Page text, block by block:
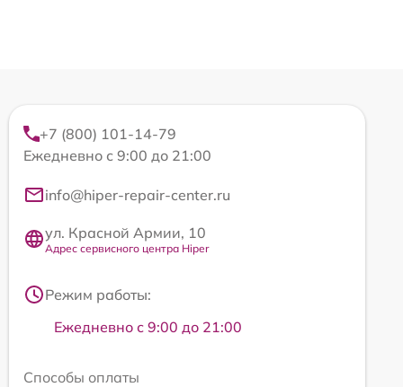
+7 (800) 101-14-79
Ежедневно с 9:00 до 21:00
info@hiper-repair-center.ru
ул. Красной Армии, 10
Адрес сервисного центра Hiper
Режим работы:
Ежедневно с 9:00 до 21:00
Способы оплаты